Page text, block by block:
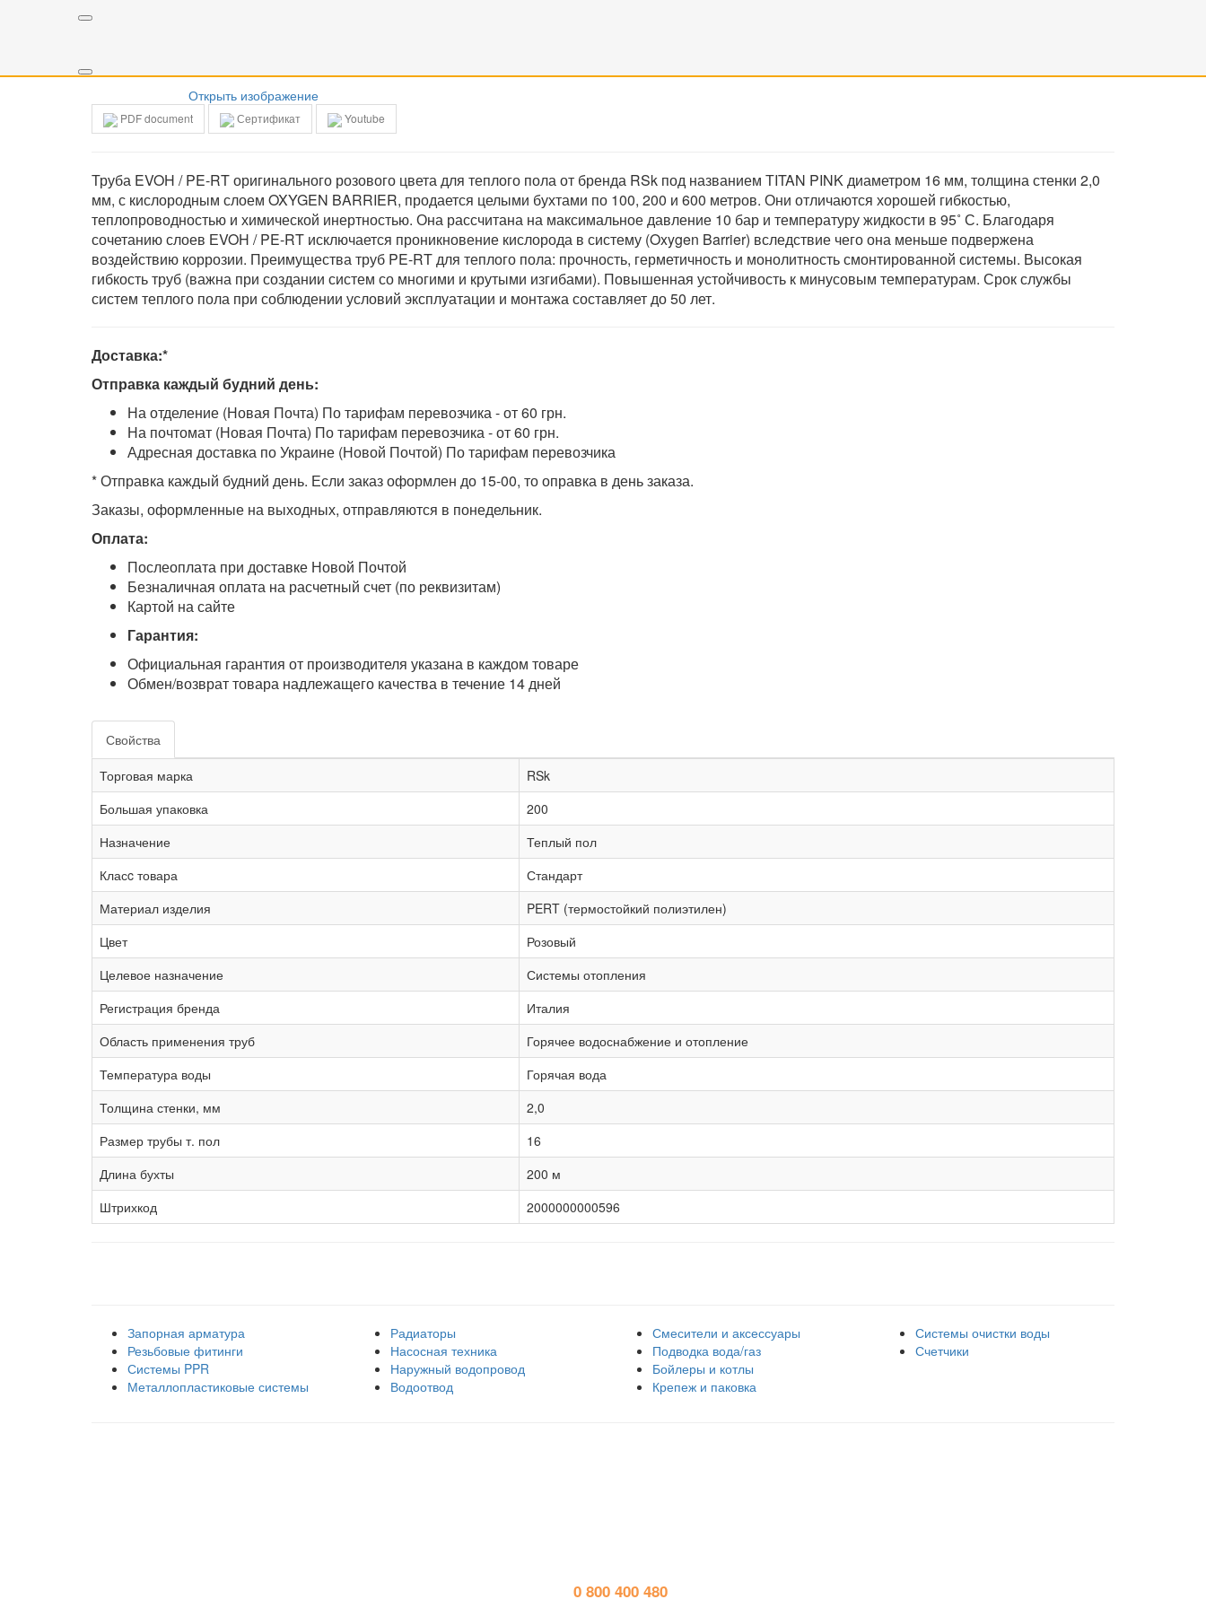
Открыть изображение
PDF document Сертификат Youtube
Труба EVOH / PE-RT оригинального розового цвета для теплого пола от бренда RSk под названием ТITAN PINK диаметром 16 мм, толщина стенки 2,0
мм, с кислородным слоем OXYGEN BARRIER, продается целыми бухтами по 100, 200 и 600 метров. Они отличаются хорошей гибкостью,
теплопроводностью и химической инертностью. Она рассчитана на максимальное давление 10 бар и температуру жидкости в 95˚ С. Благодаря
сочетанию слоев ЕVOH / PE-RT исключается проникновение кислорода в систему (Oxygen Barrier) вследствие чего она меньше подвержена
воздействию коррозии. Преимущества труб PE-RT для теплого пола: прочность, герметичность и монолитность смонтированной системы. Высокая
гибкость труб (важна при создании систем со многими и крутыми изгибами). Повышенная устойчивость к минусовым температурам. Срок службы
систем теплого пола при соблюдении условий эксплуатации и монтажа составляет до 50 лет.
Доставка:*
Отправка каждый будний день:
На отделение (Новая Почта) По тарифам перевозчика - от 60 грн.
На почтомат (Новая Почта) По тарифам перевозчика - от 60 грн.
Адресная доставка по Украине (Новой Почтой) По тарифам перевозчика
* Отправка каждый будний день. Если заказ оформлен до 15-00, то оправка в день заказа.
Заказы, оформленные на выходных, отправляются в понедельник.
Оплата:
Послеоплата при доставке Новой Почтой
Безналичная оплата на расчетный счет (по реквизитам)
Картой на сайте
Гарантия:
Официальная гарантия от производителя указана в каждом товаре
Обмен/возврат товара надлежащего качества в течение 14 дней
Свойства
Торговая марка
RSk
Большая упаковка
200
Назначение
Теплый пол
Класc товара
Стандарт
Материал изделия
PERT (термостойкий полиэтилен)
Цвет
Розовый
Целевое назначение
Системы отопления
Регистрация бренда
Италия
Область применения труб
Горячее водоснабжение и отопление
Температура воды
Горячая вода
Толщина стенки, мм
2,0
Размер трубы т. пол
16
Длина бухты
200 м
Штрихкод
2000000000596
Запорная арматура
Резьбовые фитинги
Системы PPR
Металлопластиковые системы
Радиаторы
Насосная техника
Наружный водопровод
Водоотвод
Смесители и аксессуары
Подводка вода/газ
Бойлеры и котлы
Крепеж и паковка
Системы очистки воды
Счетчики
0 800 400 480